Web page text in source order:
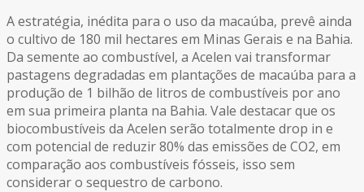
A estratégia, inédita para o uso da macaúba, prevê ainda
o cultivo de 180 mil hectares em Minas Gerais e na Bahia.
Da semente ao combustível, a Acelen vai transformar
pastagens degradadas em plantações de macaúba para a
produção de 1 bilhão de litros de combustíveis por ano
em sua primeira planta na Bahia. Vale destacar que os
biocombustíveis da Acelen serão totalmente drop in e
com potencial de reduzir 80% das emissões de CO2, em
comparação aos combustíveis fósseis, isso sem
considerar o sequestro de carbono.